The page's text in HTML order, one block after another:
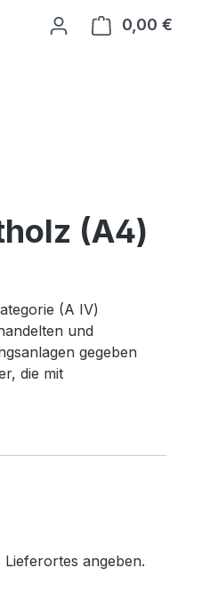
0,00 €
(A4)
(A IV)
und
gegeben
die mit
angeben.